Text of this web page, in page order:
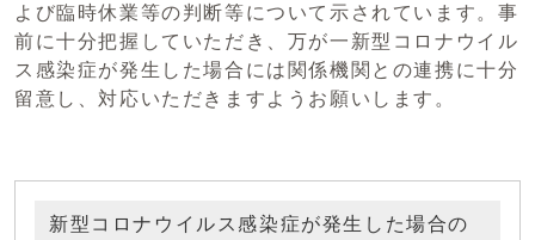
よび臨時休業等の判断等について示されています。事
前に十分把握していただき、万が一新型コロナウイル
ス感染症が発生した場合には関係機関との連携に十分
留意し、対応いただきますようお願いします。
新型コロナウイルス感染症が発生した場合の